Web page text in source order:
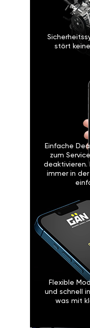
stört
Einfache
zum
deaktivieren.
immer in der
Flexible
und schnell
was mit